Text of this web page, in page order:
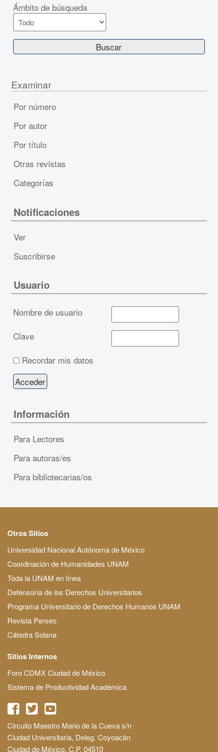
Ámbito de búsqueda
Examinar
Por número
Por autor
Por título
Otras revistas
Categorías
Notificaciones
Ver
Suscribirse
Usuario
Nombre de usuario
Clave
Recordar mis datos
Información
Para Lectores
Para autoras/es
Para bibliotecarias/os
Otros Sitios
Universidad Nacional Autónoma de México
Coordinación de Humanidades UNAM
Toda la UNAM en línea
Defensoría de los Derechos Universitarios
Programa Universitario de Derechos Humanos UNAM
Revista Perseo
Cátedra Solana
Sitios Internos
Foro CDMX Ciudad de México
Sistema de Productividad Académica
Circuito Maestro Mario de la Cueva s/n
Ciudad Universitaria, Deleg. Coyoacán
Ciudad de México, C.P. 04510